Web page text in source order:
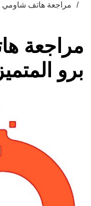
مراجعة هاتف شاومي 15 برو المتميز
برو المتميز